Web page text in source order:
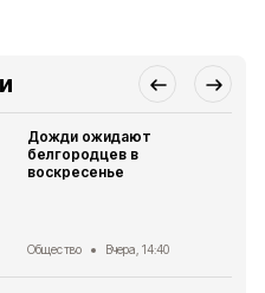
Дожди ожидают
белгородцев в
воскресенье
Общество Вчера, 14:40